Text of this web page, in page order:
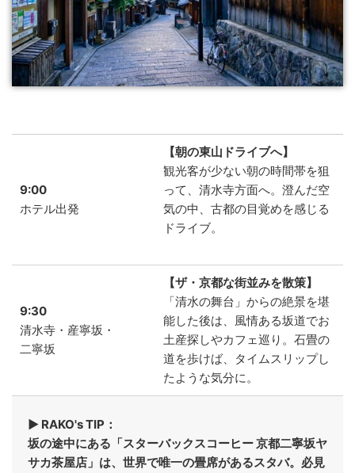
9:00
ホテル出発
【朝の東山ドライブへ】
観光客が少ない朝の時間帯を狙
って、清水寺方面へ。澄んだ空
気の中、古都の目覚めを感じる
ドライブ。
9:30
清水寺・産寧坂・
二寧坂
【ザ・京都な街並みを散策】
「清水の舞台」からの絶景を堪
能した後は、風情ある坂道でお
土産探しやカフェ巡り。石畳の
道を歩けば、タイムスリップし
たような気分に。
▶ RAKO's TIP：
坂の途中にある「スターバックスコーヒー 京都二寧坂ヤ
サカ茶屋店」は、世界で唯一の畳席があるスタバ。必見